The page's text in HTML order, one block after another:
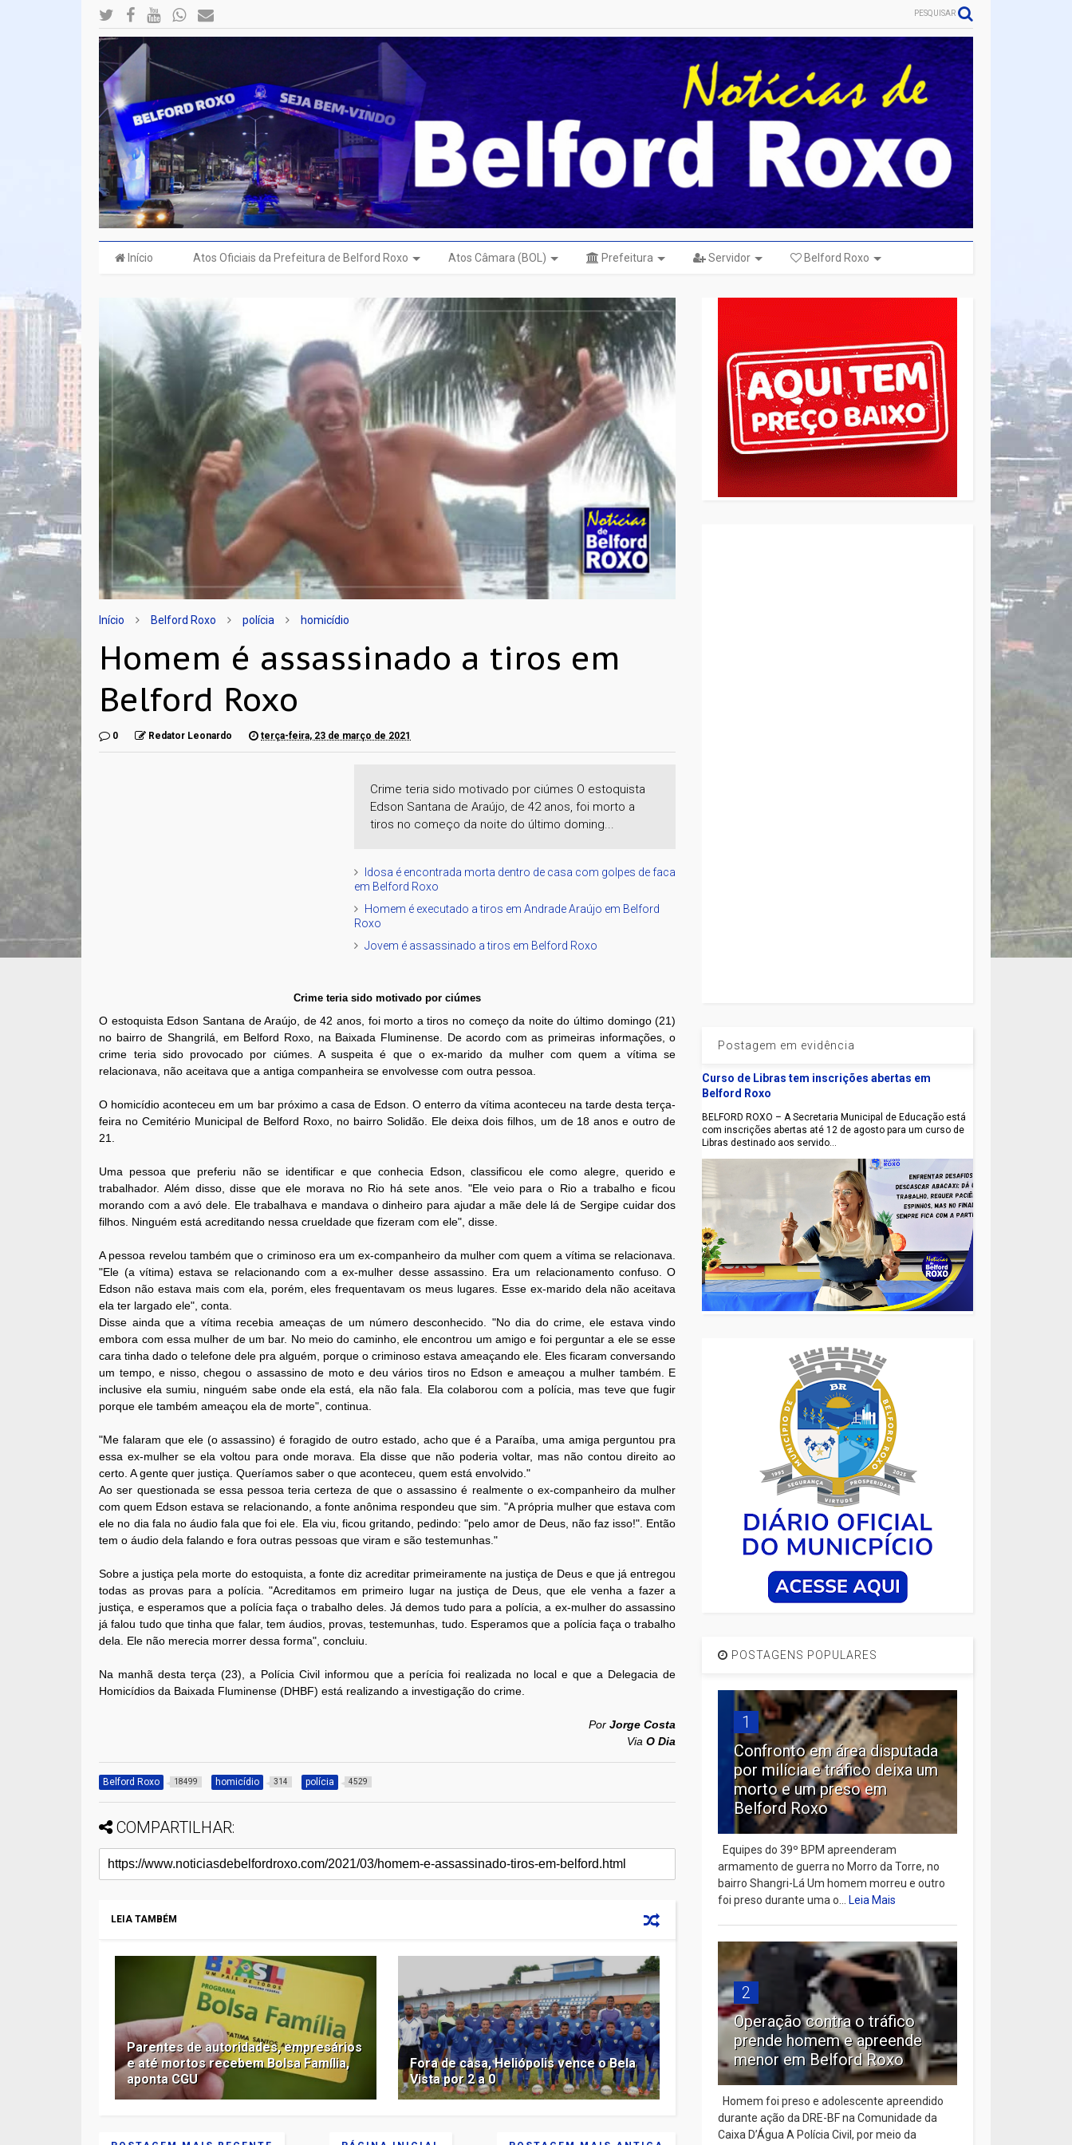
PESQUISAR
Início Atos Oficiais da Prefeitura de Belford Roxo Atos Câmara (BOL) Prefeitura Servidor Belford Roxo
Início Belford Roxo polícia homicídio
Homem é assassinado a tiros em
Belford Roxo
0 Redator Leonardo terça-feira, 23 de março de 2021
Crime teria sido motivado por ciúmes O estoquista
Edson Santana de Araújo, de 42 anos, foi morto a
tiros no começo da noite do último doming...
Idosa é encontrada morta dentro de casa com golpes de faca
em Belford Roxo
Homem é executado a tiros em Andrade Araújo em Belford
Roxo
Jovem é assassinado a tiros em Belford Roxo
Crime teria sido motivado por ciúmes
O estoquista Edson Santana de Araújo, de 42 anos, foi morto a tiros no começo da noite do último domingo (21)
no bairro de Shangrilá, em Belford Roxo, na Baixada Fluminense. De acordo com as primeiras informações, o
crime teria sido provocado por ciúmes. A suspeita é que o ex-marido da mulher com quem a vítima se
relacionava, não aceitava que a antiga companheira se envolvesse com outra pessoa.
O homicídio aconteceu em um bar próximo a casa de Edson. O enterro da vítima aconteceu na tarde desta terça-
feira no Cemitério Municipal de Belford Roxo, no bairro Solidão. Ele deixa dois filhos, um de 18 anos e outro de
21.
Uma pessoa que preferiu não se identificar e que conhecia Edson, classificou ele como alegre, querido e
trabalhador. Além disso, disse que ele morava no Rio há sete anos. "Ele veio para o Rio a trabalho e ficou
morando com a avó dele. Ele trabalhava e mandava o dinheiro para ajudar a mãe dele lá de Sergipe cuidar dos
filhos. Ninguém está acreditando nessa crueldade que fizeram com ele", disse.
A pessoa revelou também que o criminoso era um ex-companheiro da mulher com quem a vítima se relacionava.
"Ele (a vítima) estava se relacionando com a ex-mulher desse assassino. Era um relacionamento confuso. O
Edson não estava mais com ela, porém, eles frequentavam os meus lugares. Esse ex-marido dela não aceitava
ela ter largado ele", conta.
Disse ainda que a vítima recebia ameaças de um número desconhecido. "No dia do crime, ele estava vindo
embora com essa mulher de um bar. No meio do caminho, ele encontrou um amigo e foi perguntar a ele se esse
cara tinha dado o telefone dele pra alguém, porque o criminoso estava ameaçando ele. Eles ficaram conversando
um tempo, e nisso, chegou o assassino de moto e deu vários tiros no Edson e ameaçou a mulher também. E
inclusive ela sumiu, ninguém sabe onde ela está, ela não fala. Ela colaborou com a polícia, mas teve que fugir
porque ele também ameaçou ela de morte", continua.
"Me falaram que ele (o assassino) é foragido de outro estado, acho que é a Paraíba, uma amiga perguntou pra
essa ex-mulher se ela voltou para onde morava. Ela disse que não poderia voltar, mas não contou direito ao
certo. A gente quer justiça. Queríamos saber o que aconteceu, quem está envolvido."
Ao ser questionada se essa pessoa teria certeza de que o assassino é realmente o ex-companheiro da mulher
com quem Edson estava se relacionando, a fonte anônima respondeu que sim. "A própria mulher que estava com
ele no dia fala no áudio fala que foi ele. Ela viu, ficou gritando, pedindo: "pelo amor de Deus, não faz isso!". Então
tem o áudio dela falando e fora outras pessoas que viram e são testemunhas."
Sobre a justiça pela morte do estoquista, a fonte diz acreditar primeiramente na justiça de Deus e que já entregou
todas as provas para a polícia. "Acreditamos em primeiro lugar na justiça de Deus, que ele venha a fazer a
justiça, e esperamos que a polícia faça o trabalho deles. Já demos tudo para a polícia, a ex-mulher do assassino
já falou tudo que tinha que falar, tem áudios, provas, testemunhas, tudo. Esperamos que a polícia faça o trabalho
dela. Ele não merecia morrer dessa forma", concluiu.
Na manhã desta terça (23), a Polícia Civil informou que a perícia foi realizada no local e que a Delegacia de
Homicídios da Baixada Fluminense (DHBF) está realizando a investigação do crime.
PorJorge Costa
ViaO Dia
Belford Roxo 18499 homicídio 314 polícia 4529
COMPARTILHAR:
LEIA TAMBÉM
Parentes de autoridades, empresários
e até mortos recebem Bolsa Família,
aponta CGU
Fora de casa, Heliópolis vence o Bela
Vista por 2 a 0
Postagem em evidência
Curso de Libras tem inscrições abertas em
Belford Roxo
BELFORD ROXO – A Secretaria Municipal de Educação está
com inscrições abertas até 12 de agosto para um curso de
Libras destinado aos servido...
POSTAGENS POPULARES
1
Confronto em área disputada
por milícia e tráfico deixa um
morto e um preso em
Belford Roxo
Equipes do 39º BPM apreenderam
armamento de guerra no Morro da Torre, no
bairro Shangri-Lá Um homem morreu e outro
foi preso durante uma o...Leia Mais
2
Operação contra o tráfico
prende homem e apreende
menor em Belford Roxo
Homem foi preso e adolescente apreendido
durante ação da DRE-BF na Comunidade da
Caixa D’Água A Polícia Civil, por meio da